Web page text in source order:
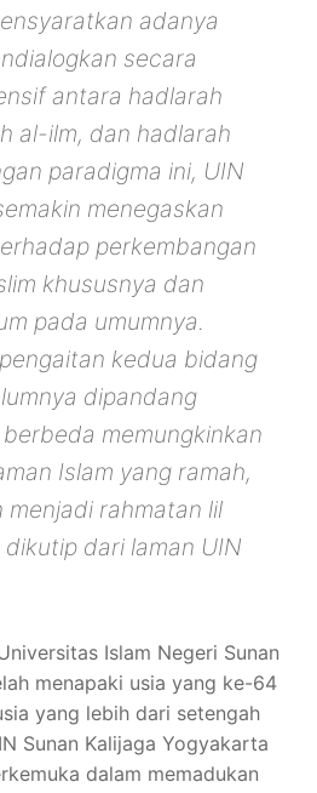
adanya
secara
antara hadlarah
al-ilm, dan hadlarah
paradigma ini, UIN
menegaskan
perkembangan
khususnya dan
pada umumnya.
kedua bidang
dipandang
memungkinkan
Islam yang ramah,
menjadi rahmatan lil
dari laman UIN
Islam Negeri Sunan
menapaki usia yang ke-64
yang lebih dari setengah
Sunan Kalijaga Yogyakarta
dalam memadukan